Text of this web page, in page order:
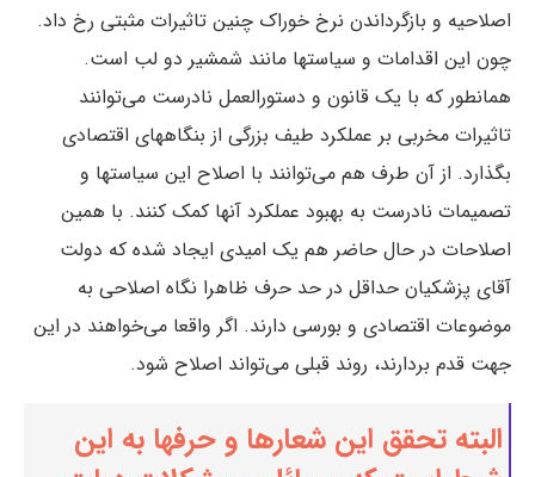
اصلاحیه و بازگرداندن نرخ خوراک چنین تاثیرات مثبتی رخ داد.
چون این اقدامات و سیاستها مانند شمشیر دو لب است.
همانطور که با یک قانون و دستورالعمل نادرست می‌توانند
تاثیرات مخربی بر عملکرد طیف بزرگی از بنگاههای اقتصادی
بگذارد. از آن طرف هم می‌توانند با اصلاح این سیاستها و
تصمیمات نادرست به بهبود عملکرد آنها کمک کنند. با همین
اصلاحات در حال حاضر هم یک امیدی ایجاد شده که دولت
آقای پزشکیان حداقل در حد حرف ظاهرا نگاه اصلاحی به
موضوعات اقتصادی و بورسی دارند. اگر واقعا می‌خواهند در این
جهت قدم بردارند، روند قبلی می‌تواند اصلاح شود.
البته تحقق این شعارها و حرفها به این